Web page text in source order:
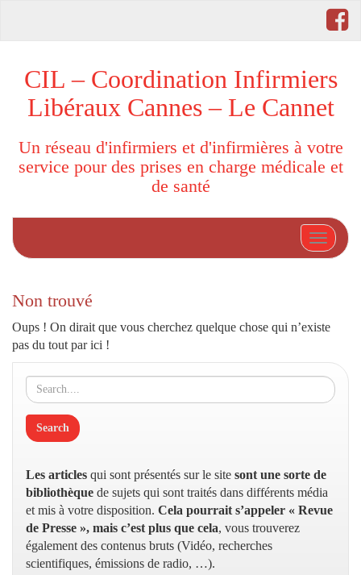
CIL – Coordination Infirmiers
Libéraux Cannes – Le Cannet
Un réseau d'infirmiers et d'infirmières à votre
service pour des prises en charge médicale et
de santé
Non trouvé
Oups ! On dirait que vous cherchez quelque chose qui n’existe
pas du tout par ici !
Les articles qui sont présentés sur le site sont une sorte de
bibliothèque de sujets qui sont traités dans différents média
et mis à votre disposition. Cela pourrait s’appeler « Revue
de Presse », mais c’est plus que cela, vous trouverez
également des contenus bruts (Vidéo, recherches
scientifiques, émissions de radio, …).